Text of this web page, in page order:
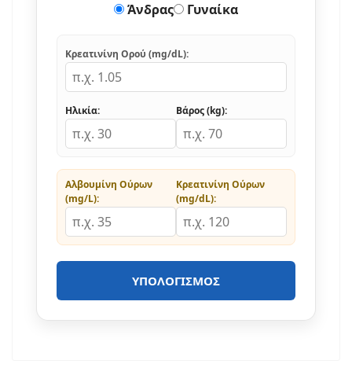
Άνδρας Γυναίκα
Κρεατινίνη Ορού (mg/dL):
Ηλικία: Βάρος (kg):
Αλβουμίνη Ούρων
(mg/L):
Κρεατινίνη Ούρων
(mg/dL):
ΥΠΟΛΟΓΙΣΜΌΣ